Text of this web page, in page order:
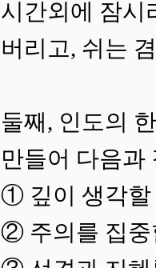
시간외에 잠시
버리고, 쉬는
둘째, 인도의
만들어 다음과
① 깊이 생각할
② 주의를 집중